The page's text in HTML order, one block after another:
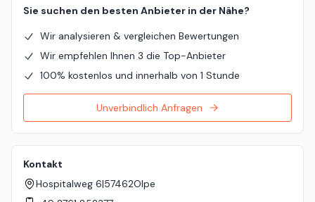
Sie suchen den besten Anbieter in der Nähe?
Wir analysieren & vergleichen Bewertungen
Wir empfehlen Ihnen 3 die Top-Anbieter
100% kostenlos und innerhalb von 1 Stunde
Unverbindlich Anfragen
Kontakt
Hospitalweg 6|57462Olpe